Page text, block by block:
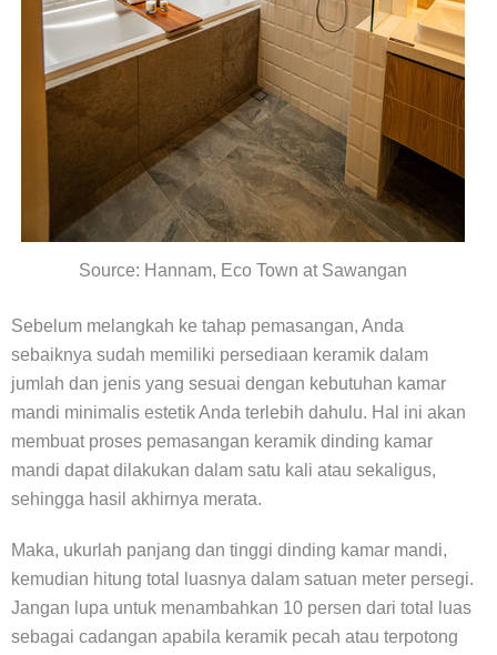
Source: Hannam, Eco Town at Sawangan
Sebelum melangkah ke tahap pemasangan, Anda
sebaiknya sudah memiliki persediaan keramik dalam
jumlah dan jenis yang sesuai dengan kebutuhan kamar
mandi minimalis estetik Anda terlebih dahulu. Hal ini akan
membuat proses pemasangan keramik dinding kamar
mandi dapat dilakukan dalam satu kali atau sekaligus,
sehingga hasil akhirnya merata.
Maka, ukurlah panjang dan tinggi dinding kamar mandi,
kemudian hitung total luasnya dalam satuan meter persegi.
Jangan lupa untuk menambahkan 10 persen dari total luas
sebagai cadangan apabila keramik pecah atau terpotong